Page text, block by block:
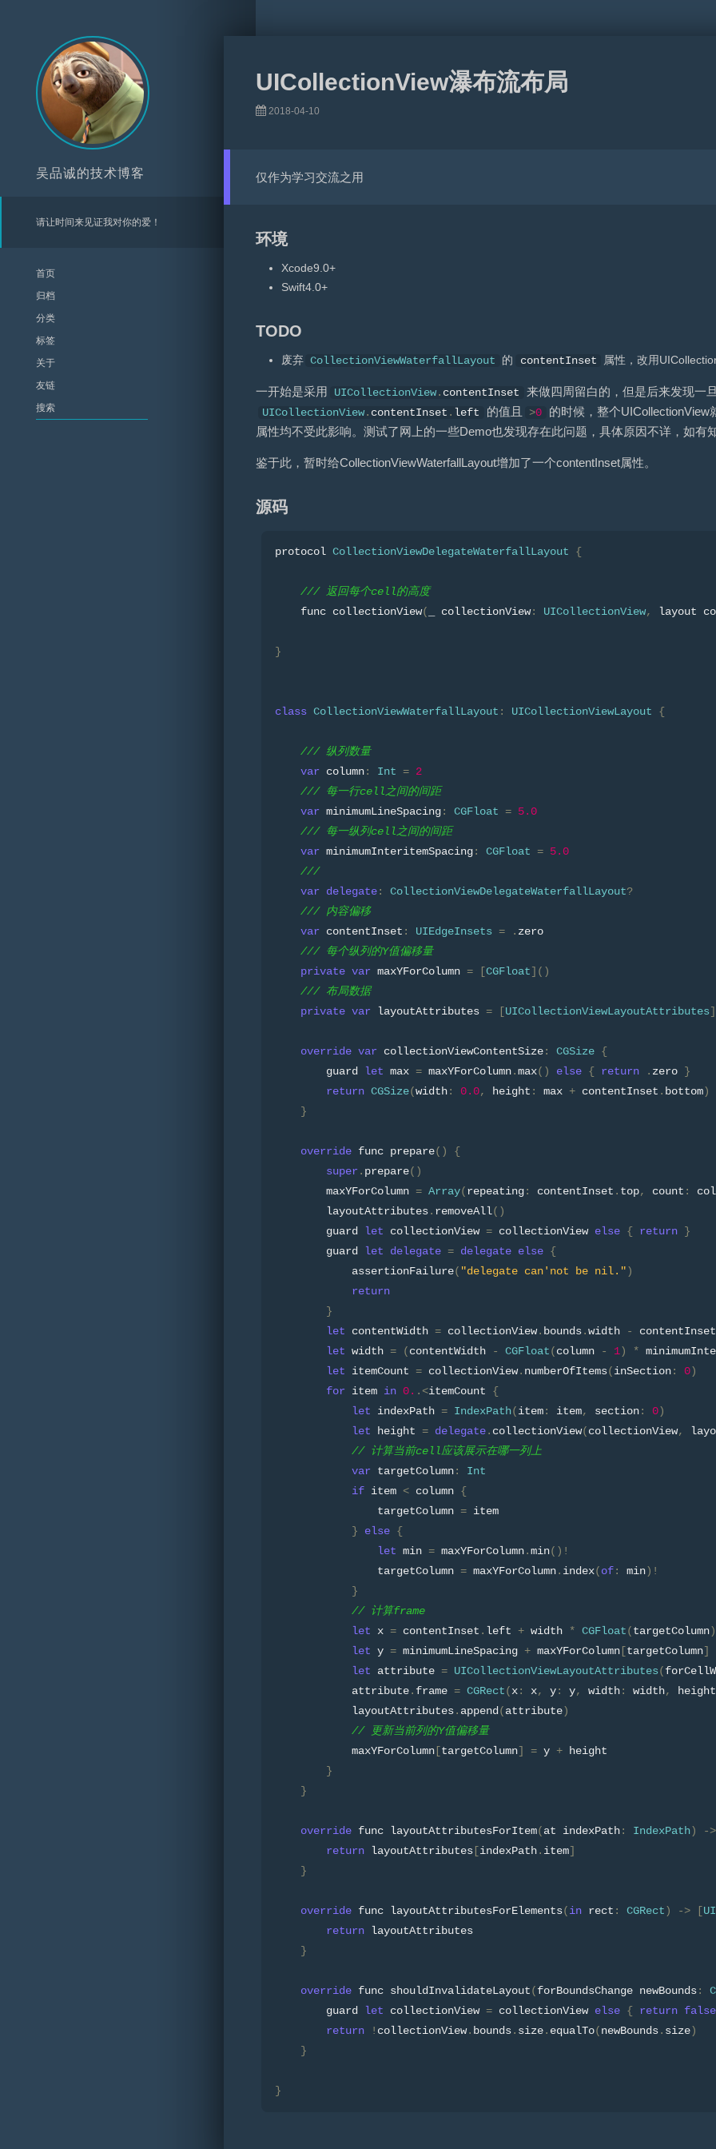
吴品诚的技术博客
请让时间来见证我对你的爱！
首页
归档
分类
标签
关于
友链
UICollectionView瀑布流布局
2018-04-10
仅作为学习交流之用
环境
Xcode9.0+
Swift4.0+
TODO
废弃 CollectionViewWaterfallLayout 的 contentInset 属性，改用
一开始是采用 UICollectionView. contentInset 来做四周留白的，但是后来发现一
UICollectionView. contentInset . left 的值且 >0
的时候，整个UICollectionView
属性均不受此影响。测试了网上的一些Demo也发现存在此问题，具体原因不详，如有
鉴于此，暂时给CollectionViewWaterfallLayout增加了一个contentInset属性。
源码
protocol CollectionViewDelegateWaterfallLayout {
/// 返回每个cell的高度
    func collectionView
( _ collectionView: UICollectionView, layout
}
class CollectionViewWaterfallLayout : UICollectionViewLayout {
/// 纵列数量
var column: Int = 2
/// 每一行cell之间的间距
var minimumLineSpacing: CGFloat = 5.0
/// 每一纵列cell之间的间距
var minimumInteritemSpacing: CGFloat = 5.0
///
var delegate: CollectionViewDelegateWaterfallLayout?
/// 内容偏移
var contentInset : UIEdgeInsets = . zero
/// 每个纵列的Y值偏移量
private var maxYForColumn = [CGFloat]()
/// 布局数据
private var layoutAttributes = [UICollectionViewLayoutAttributes
override var collectionViewContentSize: CGSize {
        guard
let max = maxYForColumn.max() else { return . zero }
return CGSize(width: 0.0, height : max + contentInset . bottom)
}
override func prepare()
{
super. prepare()
        maxYForColumn
= Array(repeating: contentInset . top, count :
        layoutAttributes
. removeAll()
        guard
let collectionView = collectionView else { return }
        guard
let delegate = delegate else {
            assertionFailure
( "delegate can'not be nil.")
return
}
let contentWidth = collectionView. bounds.width - contentInset
let width = (contentWidth - CGFloat(column - 1) *
let itemCount = collectionView. numberOfItems(inSection: 0)
for item in 0. .<itemCount {
let indexPath = IndexPath(item: item, section: 0)
let height = delegate. collectionView(collectionView,
// 计算当前cell应该展示在哪一列上
var targetColumn:
Int
if item < column {
                targetColumn
= item
}
else {
let min = maxYForColumn.min()!
                targetColumn
= maxYForColumn. index(of: min)!
}
// 计算frame
let x = contentInset . left + width * CGFloat(targetColumn)
let y = minimumLineSpacing + maxYForColumn[targetColumn]
let attribute = UICollectionViewLayoutAttributes(
            attribute
. frame = CGRect(x: x, y: y, width: width, height
            layoutAttributes
. append (attribute)
// 更新当前列的Y值偏移量
            maxYForColumn
[targetColumn] = y + height
}
}
override func layoutAttributesForItem(at indexPath: IndexPath)
->
return layoutAttributes[indexPath. item]
}
override func layoutAttributesForElements(in rect : CGRect) -> [
return layoutAttributes
}
override func shouldInvalidateLayout(forBoundsChange newBounds:
        guard
let collectionView = collectionView else { return false
return
! collectionView. bounds. size. equalTo(newBounds. size)
}
}